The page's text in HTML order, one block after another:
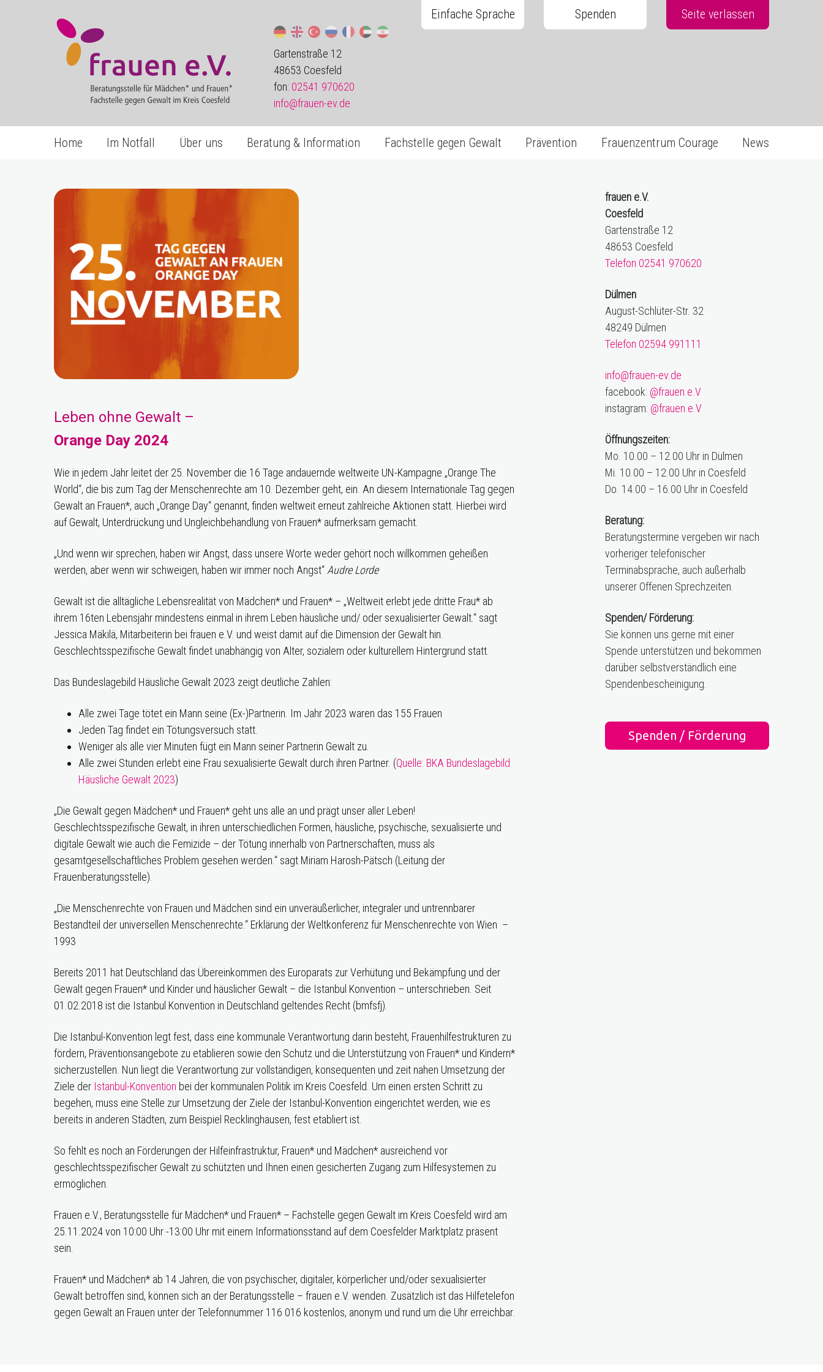
Einfache Sprache Spenden Seite verlassen
Gartenstraße 12
48653 Coesfeld
fon: 02541 970620
info@frauen-ev.de
Home Im Notfall Über uns Beratung & Information Fachstelle gegen Gewalt Prävention Frauenzentrum Courage News
Leben ohne Gewalt –
Orange Day 2024
Wie in jedem Jahr leitet der 25. November die 16 Tage andauernde weltweite UN-Kampagne „Orange The
World“, die bis zum Tag der Menschenrechte am 10. Dezember geht, ein. An diesem Internationale Tag gegen
Gewalt an Frauen*, auch „Orange Day“ genannt, finden weltweit erneut zahlreiche Aktionen statt. Hierbei wird
auf Gewalt, Unterdrückung und Ungleichbehandlung von Frauen* aufmerksam gemacht.
„Und wenn wir sprechen, haben wir Angst, dass unsere Worte weder gehört noch willkommen geheißen
werden, aber wenn wir schweigen, haben wir immer noch Angst“ Audre Lorde
Gewalt ist die alltägliche Lebensrealität von Mädchen* und Frauen* – „Weltweit erlebt jede dritte Frau* ab
ihrem 16ten Lebensjahr mindestens einmal in ihrem Leben häusliche und/ oder sexualisierter Gewalt.“ sagt
Jessica Mäkilä, Mitarbeiterin bei frauen e.V. und weist damit auf die Dimension der Gewalt hin.
Geschlechtsspezifische Gewalt findet unabhängig von Alter, sozialem oder kulturellem Hintergrund statt.
Das Bundeslagebild Häusliche Gewalt 2023 zeigt deutliche Zahlen:
Alle zwei Tage tötet ein Mann seine (Ex-)Partnerin. Im Jahr 2023 waren das 155 Frauen
Jeden Tag findet ein Tötungsversuch statt.
Weniger als alle vier Minuten fügt ein Mann seiner Partnerin Gewalt zu.
Alle zwei Stunden erlebt eine Frau sexualisierte Gewalt durch ihren Partner. (Quelle: BKA Bundeslagebild
Häusliche Gewalt 2023)
„Die Gewalt gegen Mädchen* und Frauen* geht uns alle an und prägt unser aller Leben!
Geschlechtsspezifische Gewalt, in ihren unterschiedlichen Formen, häusliche, psychische, sexualisierte und
digitale Gewalt wie auch die Femizide – der Tötung innerhalb von Partnerschaften, muss als
gesamtgesellschaftliches Problem gesehen werden.“ sagt Miriam Harosh-Pätsch (Leitung der
Frauenberatungsstelle).
„Die Menschenrechte von Frauen und Mädchen sind ein unveräußerlicher, integraler und untrennbarer
Bestandteil der universellen Menschenrechte.“ Erklärung der Weltkonferenz für Menschenrechte von Wien –
1993
Bereits 2011 hat Deutschland das Übereinkommen des Europarats zur Verhütung und Bekämpfung und der
Gewalt gegen Frauen* und Kinder und häuslicher Gewalt – die Istanbul Konvention – unterschrieben. Seit
01.02.2018 ist die Istanbul Konvention in Deutschland geltendes Recht (bmfsfj).
Die Istanbul-Konvention legt fest, dass eine kommunale Verantwortung darin besteht, Frauenhilfestrukturen zu
fördern, Präventionsangebote zu etablieren sowie den Schutz und die Unterstützung von Frauen* und Kindern*
sicherzustellen. Nun liegt die Verantwortung zur vollständigen, konsequenten und zeit nahen Umsetzung der
Ziele der Istanbul-Konvention bei der kommunalen Politik im Kreis Coesfeld. Um einen ersten Schritt zu
begehen, muss eine Stelle zur Umsetzung der Ziele der Istanbul-Konvention eingerichtet werden, wie es
bereits in anderen Städten, zum Beispiel Recklinghausen, fest etabliert ist.
So fehlt es noch an Förderungen der Hilfeinfrastruktur, Frauen* und Mädchen* ausreichend vor
geschlechtsspezifischer Gewalt zu schützten und Ihnen einen gesicherten Zugang zum Hilfesystemen zu
ermöglichen.
Frauen e.V., Beratungsstelle für Mädchen* und Frauen* – Fachstelle gegen Gewalt im Kreis Coesfeld wird am
25.11.2024 von 10:00 Uhr -13:00 Uhr mit einem Informationsstand auf dem Coesfelder Marktplatz präsent
sein.
Frauen* und Mädchen* ab 14 Jahren, die von psychischer, digitaler, körperlicher und/oder sexualisierter
Gewalt betroffen sind, können sich an der Beratungsstelle – frauen e.V. wenden. Zusätzlich ist das Hilfetelefon
gegen Gewalt an Frauen unter der Telefonnummer 116 016 kostenlos, anonym und rund um die Uhr erreichbar.
frauen e.V.
Coesfeld
Gartenstraße 12
48653 Coesfeld
Telefon 02541 970620
Dülmen
August-Schlüter-Str. 32
48249 Dülmen
Telefon 02594 991111
info@frauen-ev.de
facebook: @frauen.e.V
instagram: @frauen.e.V
Öffnungszeiten:
Mo. 10.00 – 12.00 Uhr in Dülmen
Mi. 10.00 – 12.00 Uhr in Coesfeld
Do. 14.00 – 16.00 Uhr in Coesfeld
Beratung:
Beratungstermine vergeben wir nach
vorheriger telefonischer
Terminabsprache, auch außerhalb
unserer Offenen Sprechzeiten.
Spenden/ Förderung:
Sie können uns gerne mit einer
Spende unterstützen und bekommen
darüber selbstverständlich eine
Spendenbescheinigung.
Spenden / Förderung